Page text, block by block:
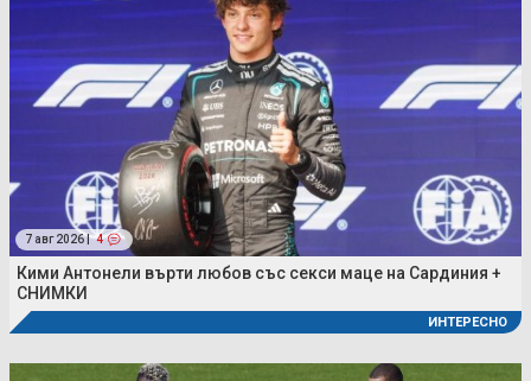
7 авг 2026 | 4
Кими Антонели върти любов със секси маце на Сардиния +
СНИМКИ
ИНТЕРЕСНО